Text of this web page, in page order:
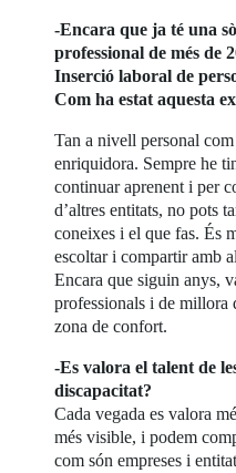
-Encara que ja té una
professional de més de
Inserció laboral de
Com ha estat aquesta
Tan a nivell personal
enriquidora. Sempre he
continuar aprenent i per
d’altres entitats, no pots
coneixes i el que fas. És
escoltar i compartir amb
Encara que siguin anys,
professionals i de millora
zona de confort.
-Es valora el talent de
discapacitat?
Cada vegada es valora
més visible, i podem
com són empreses i